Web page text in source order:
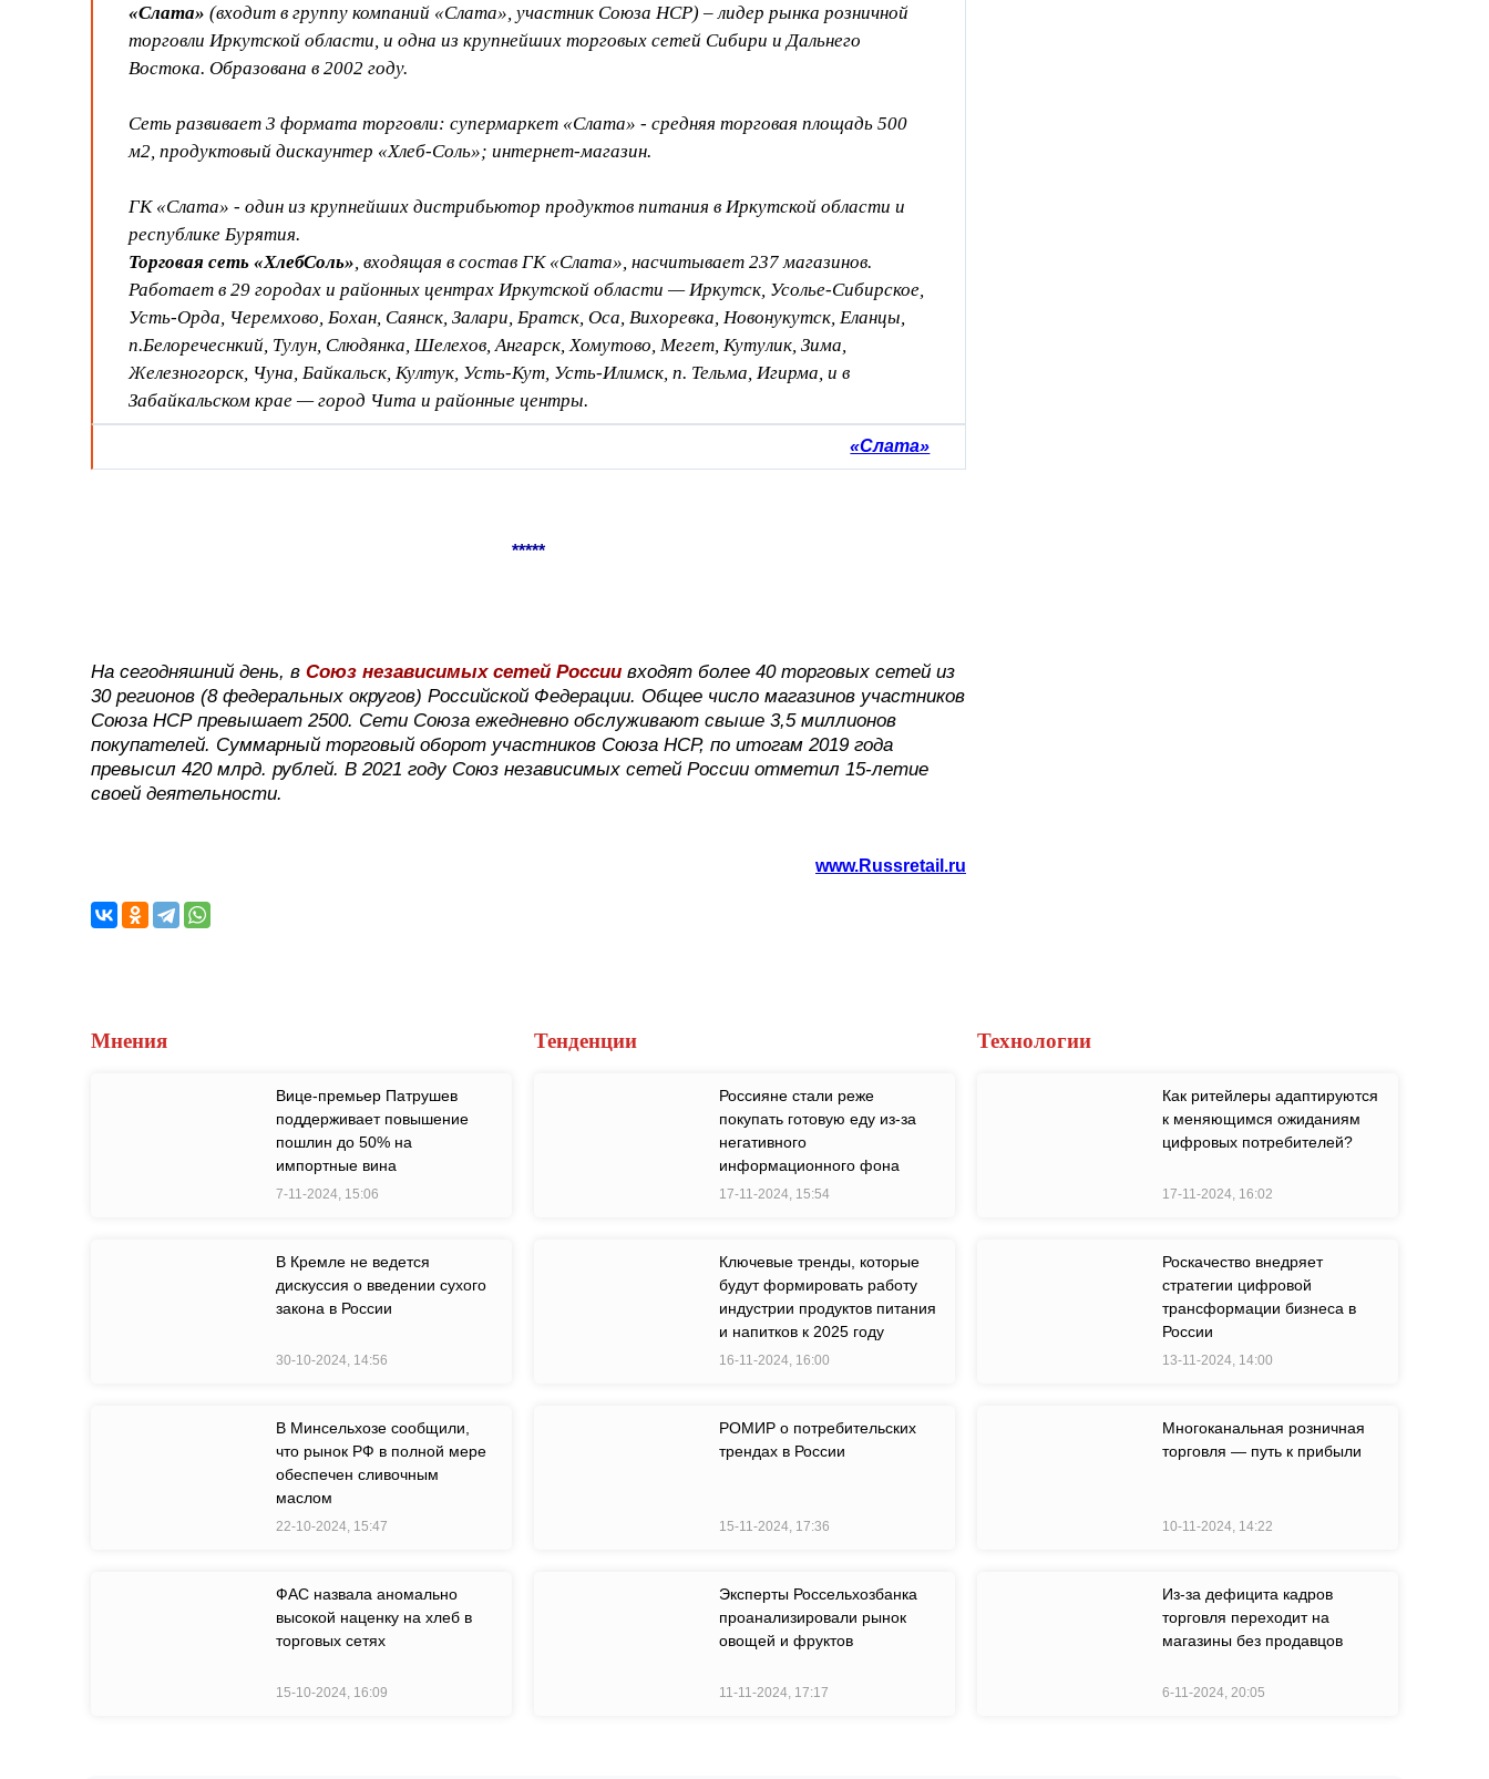
«Слата» (входит в группу компаний «Слата», участник Союза НСР) – лидер рынка розничной
торговли Иркутской области, и одна из крупнейших торговых сетей Сибири и Дальнего
Востока. Образована в 2002 году.
Сеть развивает 3 формата торговли: супермаркет «Слата» - средняя торговая площадь 500
м2, продуктовый дискаунтер «Хлеб-Соль»; интернет-магазин.
ГК «Слата» - один из крупнейших дистрибьютор продуктов питания в Иркутской области и
республике Бурятия.
Торговая сеть «ХлебСоль» , входящая в состав ГК «Слата», насчитывает 237 магазинов.
Работает в 29 городах и районных центрах Иркутской области — Иркутск, Усолье-Сибирское,
Усть-Орда, Черемхово, Бохан, Саянск, Залари, Братск, Оса, Вихоревка, Новонукутск, Еланцы,
п.Белоречеснкий, Тулун, Слюдянка, Шелехов, Ангарск, Хомутово, Мегет, Кутулик, Зима,
Железногорск, Чуна, Байкальск, Култук, Усть-Кут, Усть-Илимск, п. Тельма, Игирма, и в
Забайкальском крае — город Чита и районные центры.
«Слата»
*****
На сегодняшний день, в Союз независимых сетей России входят более 40 торговых сетей из
30 регионов (8 федеральных округов) Российской Федерации. Общее число магазинов участников
Союза НСР превышает 2500. Сети Союза ежедневно обслуживают свыше 3,5 миллионов
покупателей. Суммарный торговый оборот участников Союза НСР, по итогам 2019 года
превысил 420 млрд. рублей. В 2021 году Союз независимых сетей России отметил 15-летие
своей деятельности.
www.Russretail.ru
Мнения
Вице-премьер Патрушев
поддерживает повышение
пошлин до 50% на
импортные вина
7-11-2024, 15:06
В Кремле не ведется
дискуссия о введении сухого
закона в России
30-10-2024, 14:56
В Минсельхозе сообщили,
что рынок РФ в полной мере
обеспечен сливочным
маслом
22-10-2024, 15:47
ФАС назвала аномально
высокой наценку на хлеб в
торговых сетях
15-10-2024, 16:09
Тенденции
Россияне стали реже
покупать готовую еду из-за
негативного
информационного фона
17-11-2024, 15:54
Ключевые тренды, которые
будут формировать работу
индустрии продуктов питания
и напитков к 2025 году
16-11-2024, 16:00
РОМИР о потребительских
трендах в России
15-11-2024, 17:36
Эксперты Россельхозбанка
проанализировали рынок
овощей и фруктов
11-11-2024, 17:17
Технологии
Как ритейлеры адаптируются
к меняющимся ожиданиям
цифровых потребителей?
17-11-2024, 16:02
Роскачество внедряет
стратегии цифровой
трансформации бизнеса в
России
13-11-2024, 14:00
Многоканальная розничная
торговля — путь к прибыли
10-11-2024, 14:22
Из-за дефицита кадров
торговля переходит на
магазины без продавцов
6-11-2024, 20:05